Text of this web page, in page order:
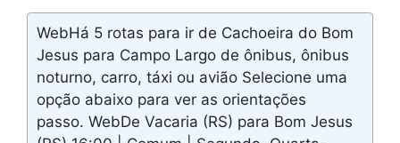
WebHá 5 rotas para ir de Cachoeira do Bom
Jesus para Campo Largo de ônibus, ônibus
noturno, carro, táxi ou avião Selecione uma
opção abaixo para ver as orientações
passo. WebDe Vacaria (RS) para Bom Jesus